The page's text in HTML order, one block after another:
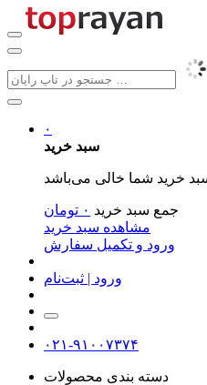
۰
سبد خرید
جمع سبد خرید ۰ تومان
مشاهده سبد خرید
ورود و تکمیل سفارش
ورود | ثبت‌نام
۰۲۱-۹۱۰۰۷۳۷۴
دسته بندی محصولات